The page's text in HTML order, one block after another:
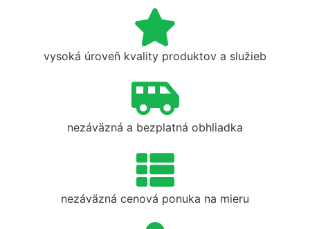
vysoká úroveň kvality produktov a služieb
nezáväzná a bezplatná obhliadka
nezáväzná cenová ponuka na mieru